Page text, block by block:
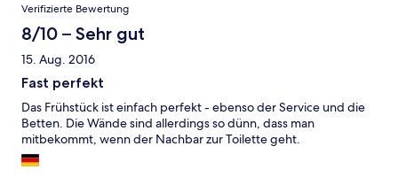
Verifizierte Bewertung
8/10 – Sehr gut
15. Aug. 2016
Fast perfekt
Das Frühstück ist einfach perfekt - ebenso der Service und die
Betten. Die Wände sind allerdings so dünn, dass man
mitbekommt, wenn der Nachbar zur Toilette geht.